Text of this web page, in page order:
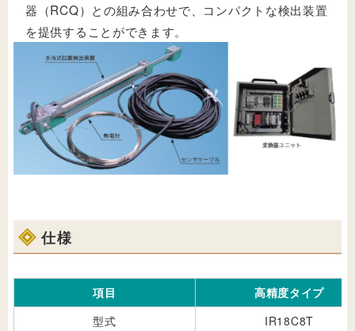
器（RCQ）との組み合わせで、コンパクトな検出装置
を提供することができます。
仕様
項目
高精度タイプ
型式
IR18C8T